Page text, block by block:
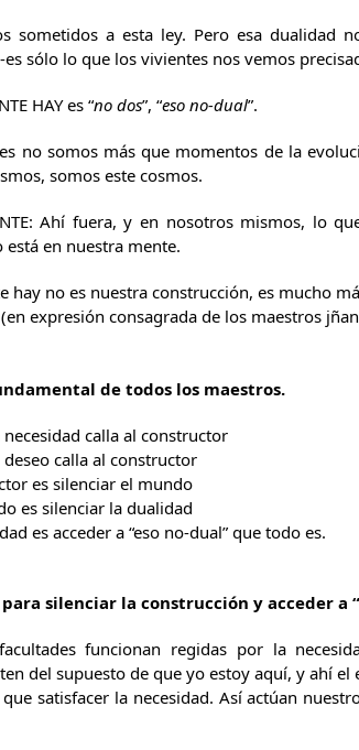
sometidos a esta ley. Pero esa dualidad
es sólo lo que los vivientes nos vemos
HAY es “no dos”, “eso no-dual”.
no somos más que momentos de la
somos este cosmos.
Ahí fuera, y en nosotros mismos, lo
en nuestra mente.
hay no es nuestra construcción, es mucho
(en expresión consagrada de los maestros
de todos los maestros.
calla al constructor
calla al constructor
es silenciar el mundo
es silenciar la dualidad
es acceder a “eso no-dual” que todo es.
silenciar la construcción y acceder a
funcionan regidas por la
del supuesto de que yo estoy aquí, y ahí
satisfacer la necesidad. Así actúan